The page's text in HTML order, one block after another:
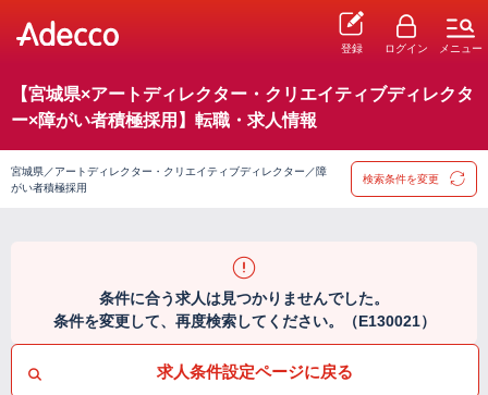
登録 ログイン メニュー
【宮城県×アートディレクター・クリエイティブディレクタ
ー×障がい者積極採用】転職・求人情報
宮城県／アートディレクター・クリエイティブディレクター／障
がい者積極採用
検索条件を変更
条件に合う求人は見つかりませんでした。
条件を変更して、再度検索してください。（E130021）
求人条件設定ページに戻る